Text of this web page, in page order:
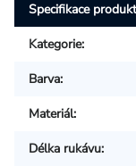
Specifikace
Kategorie:
Barva:
Materiál:
Délka rukávu: